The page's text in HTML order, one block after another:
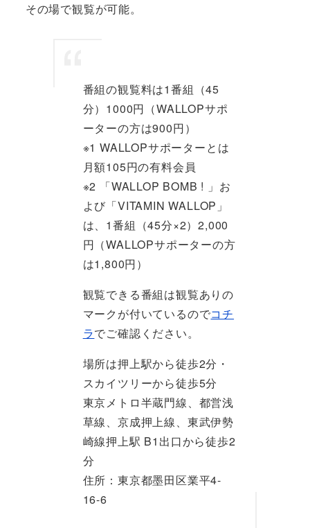
その場で観覧が可能。
番組の観覧料は1番組（45
分）1000円（WALLOPサポ
ーターの方は900円）
※1 WALLOPサポーターとは
月額105円の有料会員
※2 「WALLOP BOMB ! 」お
よび「VITAMIN WALLOP」
は、1番組（45分×2）2,000
円（WALLOPサポーターの方
は1,800円）
観覧できる番組は観覧ありの
マークが付いているのでコチ
ラでご確認ください。
場所は押上駅から徒歩2分・
スカイツリーから徒歩5分
東京メトロ半蔵門線、都営浅
草線、京成押上線、東武伊勢
崎線押上駅 B1出口から徒歩2
分
住所：東京都墨田区業平4-
16-6